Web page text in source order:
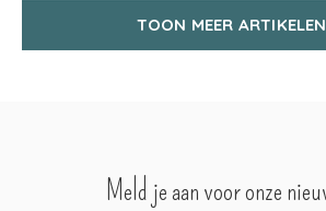
TOON MEER ARTIKELEN
Meld je aan voor onze